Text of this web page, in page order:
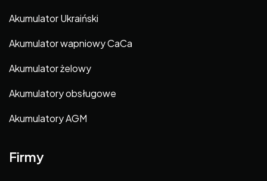
Akumulator Ukraiński
Akumulator wapniowy CaCa
Akumulator żelowy
Akumulatory obsługowe
Akumulatory AGM
Firmy